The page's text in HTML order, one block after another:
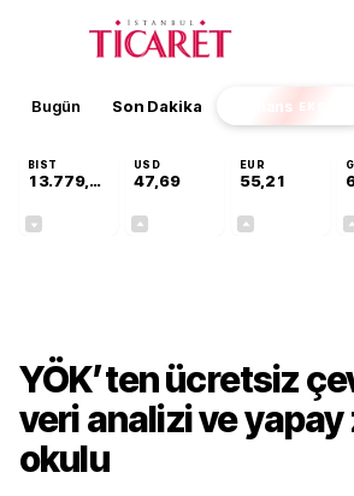
Bugün Son Dakika Finans EKSTRA
BIST
13.779,39
USD
47,69
EUR
55,21
YÖK’ten ücretsiz
veri analizi ve yapay
okulu